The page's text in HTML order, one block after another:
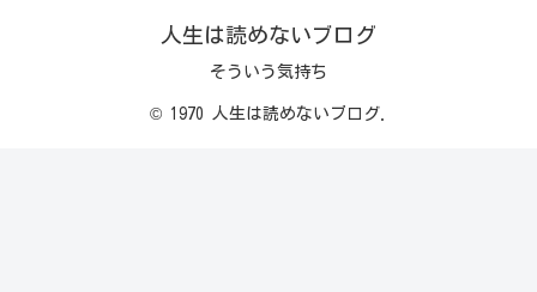
人生は読めないブログ
そういう気持ち
© 1970 人生は読めないブログ.